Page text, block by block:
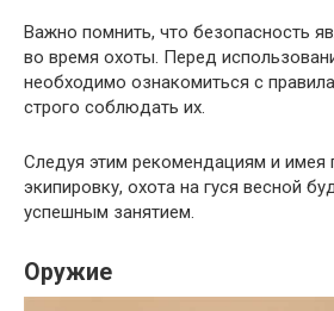
Важно помнить, что безопасность
во время охоты. Перед
необходимо ознакомиться с
строго соблюдать их.
Следуя этим рекомендациям и
экипировку, охота на гуся весной
успешным занятием.
Оружие